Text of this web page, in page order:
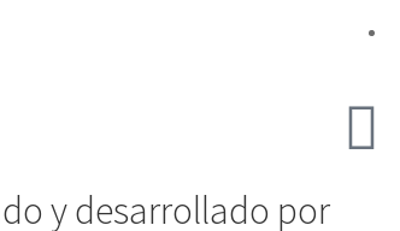
y desarrollado por